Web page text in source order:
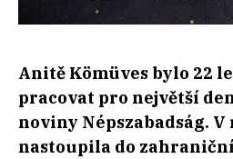
Anitě Kömüves bylo 22
pracovat pro největší
noviny Népszabadság. V
nastoupila do